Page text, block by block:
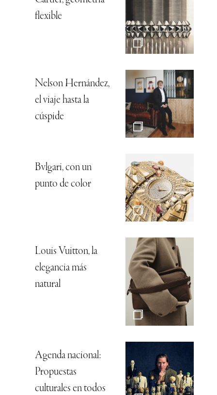
flexible
Nelson Hernández,
el viaje hasta la
cúspide
Bvlgari, con un
punto de color
Louis Vuitton, la
elegancia más
natural
Agenda nacional:
Propuestas
culturales en todos